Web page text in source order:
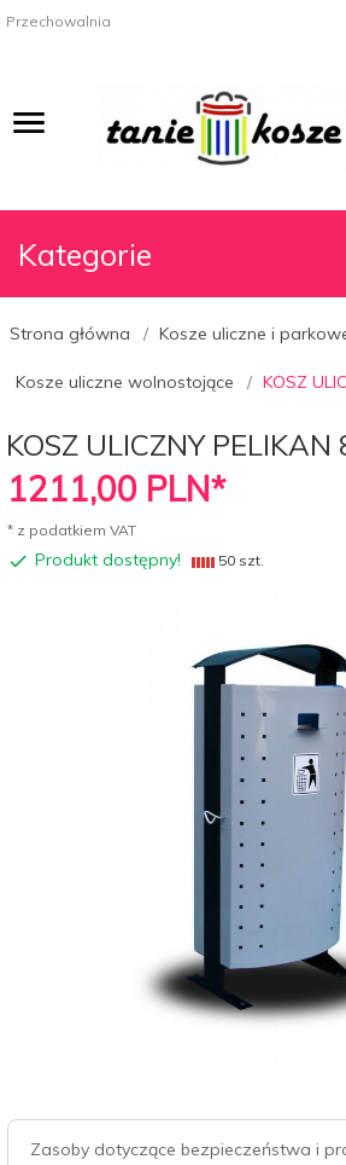
Przechowalnia
Kategorie
Strona główna Kosze uliczne i
Kosze uliczne wolnostojące KOSZ
KOSZ ULICZNY PELIKAN
1211,00 PLN*
* z podatkiem VAT
Produkt dostępny! 50 szt.
Zasoby dotyczące bezpieczeństwa i